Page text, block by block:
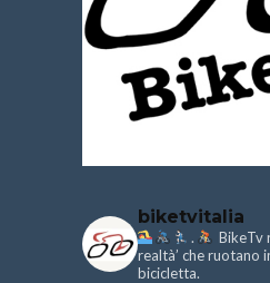
biketvitalia
.
BikeTv
realtà’ che ruotano
bicicletta.